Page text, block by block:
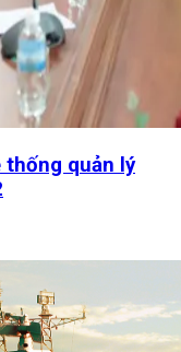
thống quản lý